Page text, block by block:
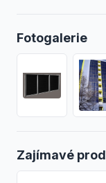
Fotogalerie
Zajímavé